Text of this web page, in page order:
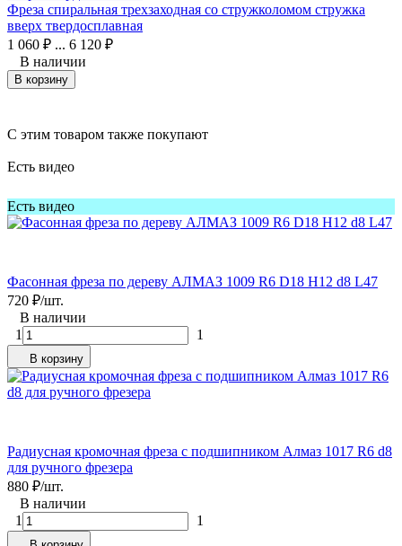
Фреза спиральная трехзаходная со стружколомом стружка
вверх твердосплавная
1 060 ₽ ... 6 120 ₽
В наличии
В корзину
C этим товаром также покупают
Есть видео
Есть видео
Фасонная фреза по дереву АЛМАЗ 1009 R6 D18 H12 d8 L47
720 ₽/шт.
В наличии
1
1
В корзину
Радиусная кромочная фреза с подшипником Алмаз 1017 R6 d8
для ручного фрезера
880 ₽/шт.
В наличии
1
1